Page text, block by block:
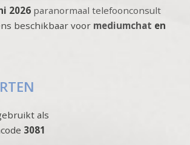
2026 paranormaal telefoonconsult
beschikbaar voor mediumchat en
als
3081